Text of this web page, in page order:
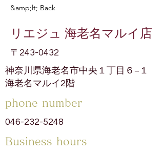
&amp;lt; Back
リエジュ 海老名マルイ店
〒243-0432
神奈川県海老名市中央１丁目６−１
海老名マルイ2階
phone number
046-232-5248
​Business hours